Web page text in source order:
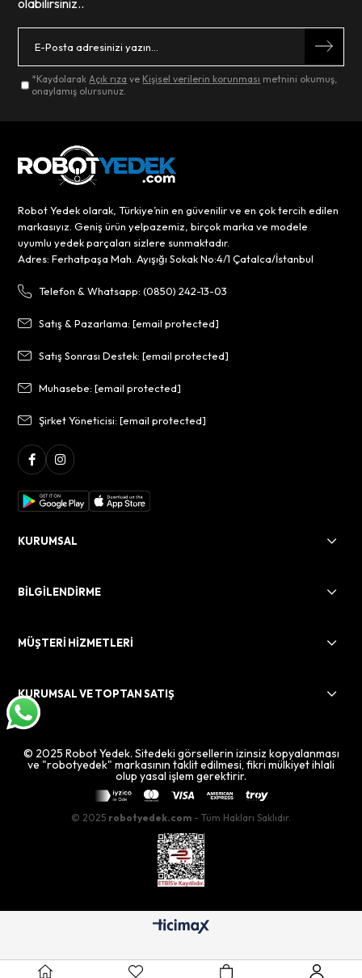
olabilirsiniz..
*KaydolarakAçık rıza ve Kişisel verilerin korunması metnini okumuş,
onaylamış olursunuz.
Robot Yedek olarak, Türkiye’nin en güvenilir ve en çok tercih edilen
markasıyız. Geniş ürün yelpazemiz, birçok marka ve modele
uyumlu yedek parçaları sizlere sunmaktadır.
Adres: Ferhatpaşa Mah. Ayışığı Sokak No:4/1 Çatalca/İstanbul
Telefon & Whatsapp: (0850) 242-13-03
Satış & Pazarlama:[email protected]
Satış Sonrası Destek:[email protected]
Muhasebe:[email protected]
Şirket Yöneticisi:[email protected]
KURUMSAL
BİLGİLENDİRME
MÜŞTERİ HİZMETLERİ
KURUMSAL VE TOPTAN SATIŞ
© 2025 Robot Yedek. Sitedeki görsellerin izinsiz kopyalanması
ve "robotyedek" markasının taklit edilmesi, fikri mülkiyet ihlali
olup yasal işlem gerektirir.
© 2025 robotyedek.com - Tüm Hakları Saklıdır.